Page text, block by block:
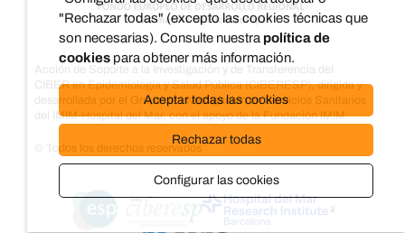
Acción de Soporte a la Investigación y de Transferencia del
CIBER en Epidemiología y Salud Pública (CIBERESP), dirigida y
desarrollada por el Grupo de investigación en Servicios Sanitarios
del IMIM-Hospital del Mar, con el apoyo de la Fundación IMIM.
© Todos los derechos reservados
"Rechazar todas" (excepto las cookies técnicas que
son necesarias). Consulte nuestra política de
cookies para obtener más información.
Aceptar todas las cookies
Rechazar todas
Configurar las cookies